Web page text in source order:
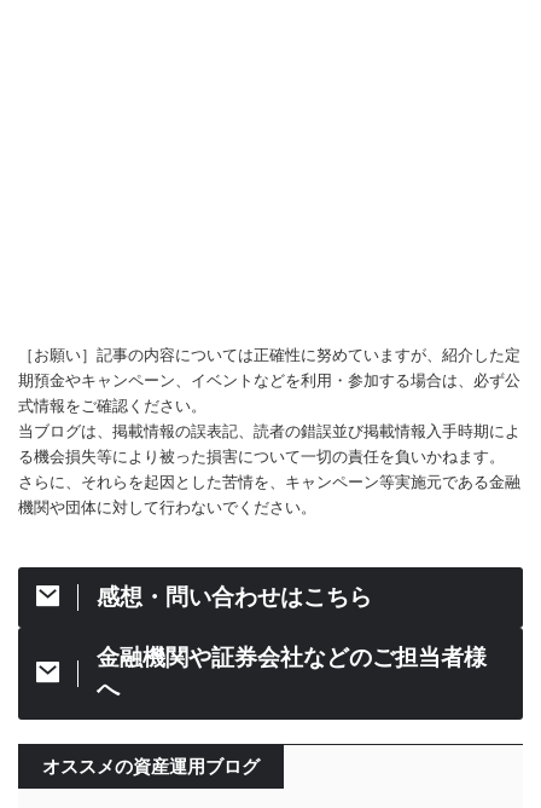
［お願い］記事の内容については正確性に努めていますが、紹介した定
期預金やキャンペーン、イベントなどを利用・参加する場合は、必ず公
式情報をご確認ください。
当ブログは、掲載情報の誤表記、読者の錯誤並び掲載情報入手時期によ
る機会損失等により被った損害について一切の責任を負いかねます。
さらに、それらを起因とした苦情を、キャンペーン等実施元である金融
機関や団体に対して行わないでください。
感想・問い合わせはこちら
金融機関や証券会社などのご担当者様
へ
オススメの資産運用ブログ